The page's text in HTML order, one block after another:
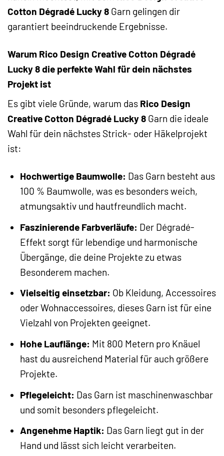
Cotton Dégradé Lucky 8 Garn gelingen dir
garantiert beeindruckende Ergebnisse.
Warum Rico Design Creative Cotton Dégradé
Lucky 8 die perfekte Wahl für dein nächstes
Projekt ist
Es gibt viele Gründe, warum das Rico Design
Creative Cotton Dégradé Lucky 8 Garn die ideale
Wahl für dein nächstes Strick- oder Häkelprojekt
ist:
Hochwertige Baumwolle: Das Garn besteht aus
100 % Baumwolle, was es besonders weich,
atmungsaktiv und hautfreundlich macht.
Faszinierende Farbverläufe: Der Dégradé-
Effekt sorgt für lebendige und harmonische
Übergänge, die deine Projekte zu etwas
Besonderem machen.
Vielseitig einsetzbar: Ob Kleidung, Accessoires
oder Wohnaccessoires, dieses Garn ist für eine
Vielzahl von Projekten geeignet.
Hohe Lauflänge: Mit 800 Metern pro Knäuel
hast du ausreichend Material für auch größere
Projekte.
Pflegeleicht: Das Garn ist maschinenwaschbar
und somit besonders pflegeleicht.
Angenehme Haptik: Das Garn liegt gut in der
Hand und lässt sich leicht verarbeiten.